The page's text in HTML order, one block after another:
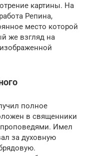
картины. На
Репина,
место которой
же взгляд на
полное
в священники
Имел
за духовную